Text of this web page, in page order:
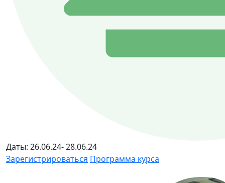
Даты: 26.06.24- 28.06.24
Зарегистрироваться Программа курса